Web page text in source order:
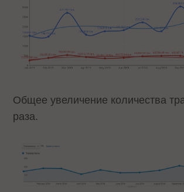
Общее увеличение количества
раза.